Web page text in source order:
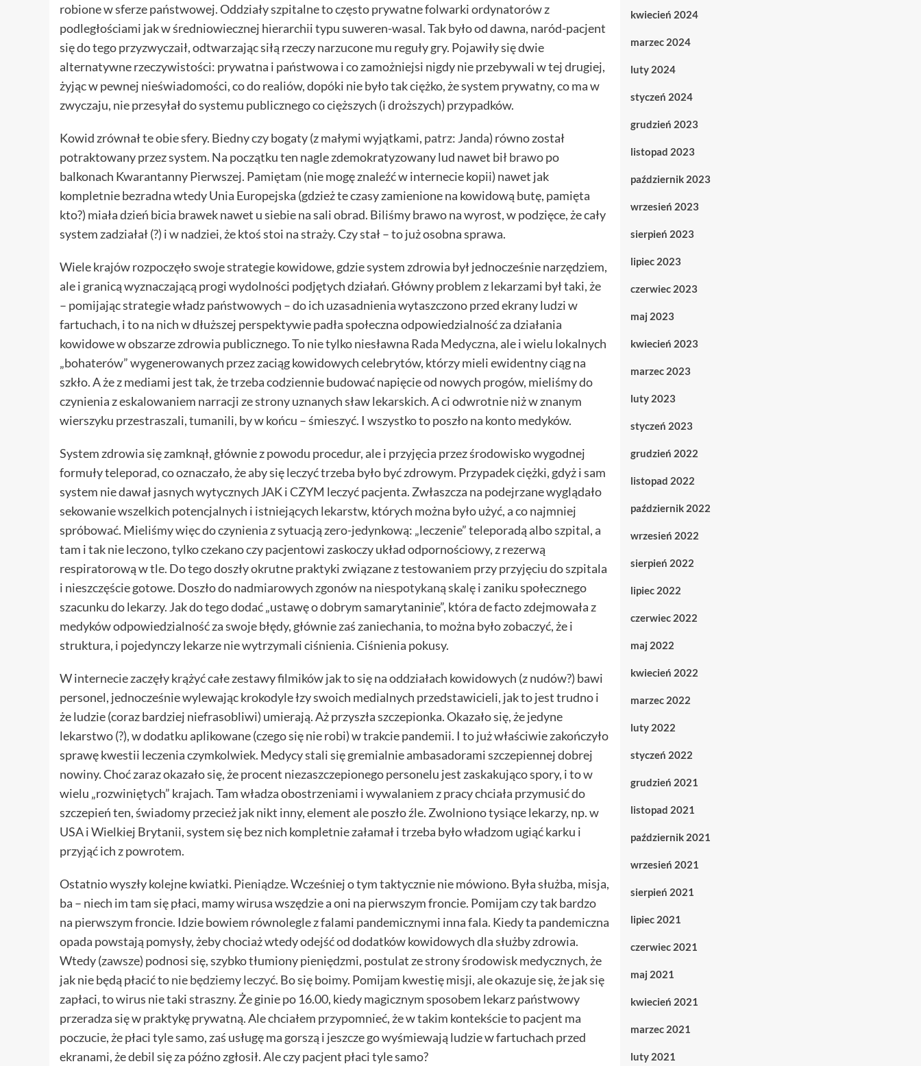
robione w sferze państwowej. Oddziały szpitalne to często prywatne folwarki ordynatorów z
podległościami jak w średniowiecznej hierarchii typu suweren-wasal. Tak było od dawna, naród-pacjent
się do tego przyzwyczaił, odtwarzając siłą rzeczy narzucone mu reguły gry. Pojawiły się dwie
alternatywne rzeczywistości: prywatna i państwowa i co zamożniejsi nigdy nie przebywali w tej drugiej,
żyjąc w pewnej nieświadomości, co do realiów, dopóki nie było tak ciężko, że system prywatny, co ma w
zwyczaju, nie przesyłał do systemu publicznego co cięższych (i droższych) przypadków.
Kowid zrównał te obie sfery. Biedny czy bogaty (z małymi wyjątkami, patrz: Janda) równo został
potraktowany przez system. Na początku ten nagle zdemokratyzowany lud nawet bił brawopo
balkonach Kwarantanny Pierwszej. Pamiętam (nie mogę znaleźć w internecie kopii) nawet jak
kompletnie bezradna wtedy Unia Europejska (gdzież te czasy zamienione na kowidową butę, pamięta
kto?) miała dzień bicia brawek nawet u siebie na sali obrad. Biliśmy brawo na wyrost, w podzięce, że cały
system zadziałał (?) i w nadziei, że ktoś stoi na straży. Czy stał – to już osobna sprawa.
Wiele krajów rozpoczęło swoje strategie kowidowe, gdzie system zdrowia był jednocześnie narzędziem,
ale i granicą wyznaczającą progi wydolności podjętych działań. Główny problem z lekarzami był taki, że
– pomijając strategie władz państwowych – do ich uzasadnienia wytaszczono przed ekrany ludzi w
fartuchach, i to na nich w dłuższej perspektywie padła społeczna odpowiedzialność za działania
kowidowe w obszarze zdrowia publicznego. To nie tylko niesławna Rada Medyczna, ale i wielu lokalnych
„bohaterów” wygenerowanych przez zaciąg kowidowych celebrytów, którzy mieli ewidentny ciąg na
szkło. A że z mediami jest tak, że trzeba codziennie budować napięcie od nowych progów, mieliśmy do
czynienia z eskalowaniem narracji ze strony uznanych sław lekarskich. A ci odwrotnie niż w znanym
wierszyku przestraszali, tumanili, by w końcu – śmieszyć. I wszystko to poszło na konto medyków.
System zdrowia się zamknął, głównie z powodu procedur, ale i przyjęcia przez środowisko wygodnej
formuły teleporad, co oznaczało, że aby się leczyć trzeba było być zdrowym. Przypadek ciężki, gdyż i sam
system nie dawał jasnych wytycznych JAK i CZYM leczyć pacjenta. Zwłaszcza na podejrzane wyglądało
sekowanie wszelkich potencjalnych i istniejących lekarstw, których można było użyć, a co najmniej
spróbować. Mieliśmy więc do czynienia z sytuacją zero-jedynkową: „leczenie” teleporadą albo szpital, a
tam i tak nie leczono, tylko czekano czy pacjentowi zaskoczy układ odpornościowy, z rezerwą
respiratorową w tle. Do tego doszły okrutne praktyki związane z testowaniem przy przyjęciu do szpitala
i nieszczęście gotowe. Doszło do nadmiarowych zgonówna niespotykaną skalęi zaniku społecznego
szacunku do lekarzy. Jak do tego dodać „ustawę o dobrym samarytaninie”, która de facto zdejmowała z
medyków odpowiedzialność za swoje błędy, głównie zaś zaniechania, to można było zobaczyć, że i
struktura, i pojedynczy lekarze nie wytrzymali ciśnienia. Ciśnienia pokusy.
W internecie zaczęły krążyć całe zestawy filmików jak to się na oddziałach kowidowych (z nudów?) bawi
personel, jednocześnie wylewając krokodyle łzy swoich medialnych przedstawicieli, jak to jest trudno i
że ludzie (coraz bardziej niefrasobliwi) umierają. Aż przyszła szczepionka. Okazało się, że jedyne
lekarstwo (?), w dodatku aplikowane (czego się nie robi) w trakcie pandemii. I to już właściwie zakończyło
sprawę kwestii leczenia czymkolwiek. Medycy stali się gremialnie ambasadorami szczepiennej dobrej
nowiny. Choć zaraz okazało się, że procent niezaszczepionego personelu jest zaskakująco spory, i to w
wielu „rozwiniętych” krajach. Tam władza obostrzeniami i wywalaniem z pracy chciała przymusić do
szczepień ten, świadomy przecież jak nikt inny, element ale poszło źle. Zwolniono tysiące lekarzy, np. w
USA i Wielkiej Brytanii, system się bez nich kompletnie załamał i trzeba było władzom ugiąć karku i
przyjąć ich z powrotem.
Ostatnio wyszły kolejne kwiatki. Pieniądze. Wcześniej o tym taktycznie nie mówiono. Była służba, misja,
ba – niech im tam się płaci, mamy wirusa wszędzie a oni na pierwszym froncie. Pomijam czy tak bardzo
na pierwszym froncie. Idzie bowiem równolegle z falami pandemicznymi inna fala. Kiedy ta pandemiczna
opada powstają pomysły, żeby chociaż wtedy odejść od dodatków kowidowych dla służby zdrowia.
Wtedy (zawsze) podnosi się, szybko tłumiony pieniędzmi, postulat ze strony środowisk medycznych, że
jak nie będą płacić tonie będziemy leczyć. Bo się boimy. Pomijam kwestię misji, ale okazuje się, że jak się
zapłaci, to wirus nie taki straszny. Że ginie po 16.00, kiedy magicznym sposobem lekarz państwowy
przeradza się w praktykę prywatną. Ale chciałem przypomnieć, że w takim kontekście to pacjent ma
poczucie, że płaci tyle samo, zaś usługę ma gorszą i jeszcze go wyśmiewają ludzie w fartuchach przed
ekranami, że debil się za późno zgłosił. Ale czy pacjent płaci tyle samo?
kwiecień 2024
marzec 2024
luty 2024
styczeń 2024
grudzień 2023
listopad 2023
październik 2023
wrzesień 2023
sierpień 2023
lipiec 2023
czerwiec 2023
maj 2023
kwiecień 2023
marzec 2023
luty 2023
styczeń 2023
grudzień 2022
listopad 2022
październik 2022
wrzesień 2022
sierpień 2022
lipiec 2022
czerwiec 2022
maj 2022
kwiecień 2022
marzec 2022
luty 2022
styczeń 2022
grudzień 2021
listopad 2021
październik 2021
wrzesień 2021
sierpień 2021
lipiec 2021
czerwiec 2021
maj 2021
kwiecień 2021
marzec 2021
luty 2021